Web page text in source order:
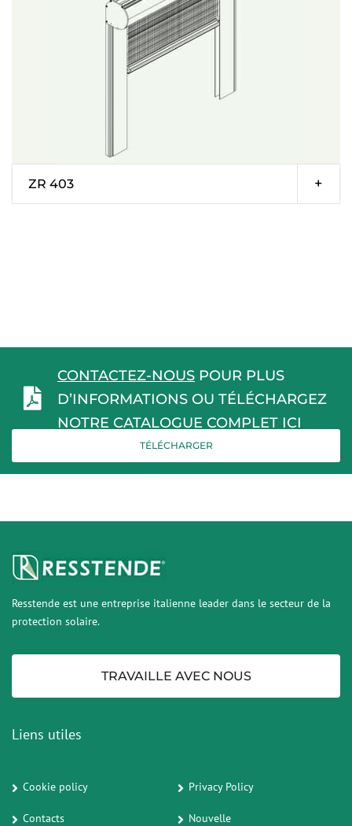
ZR 403
CONTACTEZ-NOUS POUR PLUS
D’INFORMATIONS OU TÉLÉCHARGEZ
NOTRE CATALOGUE COMPLET ICI
TÉLÉCHARGER
Resstende est une entreprise italienne leader dans le secteur de la
protection solaire.
TRAVAILLE AVEC NOUS
Liens utiles
Cookie policy Privacy Policy
Contacts Nouvelle